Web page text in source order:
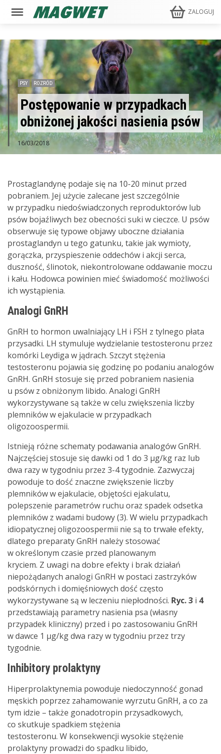
ZALOGUJ
PSY ROZRÓD
Postępowanie w przypadkach
obniżonej jakości nasienia psów
16/03/2018
Prostaglandynę podaje się na 10-20 minut przed
pobraniem. Jej użycie zalecane jest szczególnie
w przypadku niedoświadczonych reproduktorów lub
psów bojaźliwych bez obecności suki w cieczce. U psów
obserwuje się typowe objawy uboczne działania
prostaglandyn u tego gatunku, takie jak wymioty,
gorączka, przyspieszenie oddechów i akcji serca,
duszność, ślinotok, niekontrolowane oddawanie moczu
i kału. Hodowca powinien mieć świadomość możliwości
ich wystąpienia.
Analogi GnRH
GnRH to hormon uwalniający LH i FSH z tylnego płata
przysadki. LH stymuluje wydzielanie testosteronu przez
komórki Leydiga w jądrach. Szczyt stężenia
testosteronu pojawia się godzinę po podaniu analogów
GnRH. GnRH stosuje się przed pobraniem nasienia
u psów z obniżonym libido. Analogi GnRH
wykorzystywane są także w celu zwiększenia liczby
plemników w ejakulacie w przypadkach
oligozoospermii.
Istnieją różne schematy podawania analogów GnRH.
Najczęściej stosuje się dawki od 1 do 3 µg/kg raz lub
dwa razy w tygodniu przez 3-4 tygodnie. Zazwyczaj
powoduje to dość znaczne zwiększenie liczby
plemników w ejakulacie, objętości ejakulatu,
polepszenie parametrów ruchu oraz spadek odsetka
plemników z wadami budowy (3). W wielu przypadkach
idiopatycznej oligozoospermii nie są to trwałe efekty,
dlatego preparaty GnRH należy stosować
w określonym czasie przed planowanym
kryciem. Z uwagi na dobre efekty i brak działań
niepożądanych analogi GnRH w postaci zastrzyków
podskórnych i domięśniowych dość często
wykorzystywane są w leczeniu niepłodności. Ryc. 3 i 4
przedstawiają parametry nasienia psa (własny
przypadek kliniczny) przed i po zastosowaniu GnRH
w dawce 1 µg/kg dwa razy w tygodniu przez trzy
tygodnie.
Inhibitory prolaktyny
Hiperprolaktynemia powoduje niedoczynność gonad
męskich poprzez zahamowanie wyrzutu GnRH, a co za
tym idzie – także gonadotropin przysadkowych,
co skutkuje spadkiem stężenia
testosteronu. W konsekwencji wysokie stężenie
prolaktyny prowadzi do spadku libido,